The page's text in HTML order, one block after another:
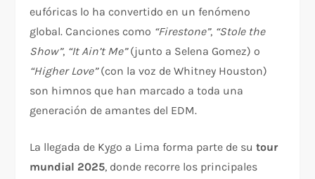
eufóricas lo ha convertido en un fenómeno
global. Canciones como “Firestone”, “Stole the
Show”, “It Ain’t Me”(junto a Selena Gomez) o
“Higher Love”(con la voz de Whitney Houston)
son himnos que han marcado a toda una
generación de amantes del EDM.
La llegada de Kygo a Lima forma parte de sutour
mundial 2025, donde recorre los principales